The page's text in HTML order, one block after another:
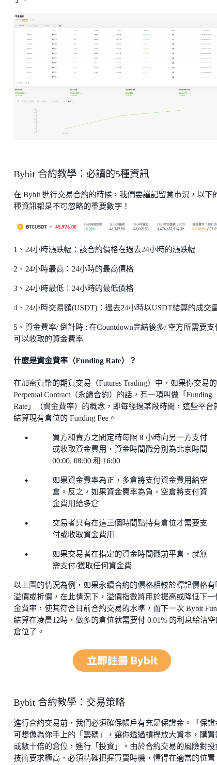
Bybit 合約教學：必讀的5種資訊
在 Bybit 進行交易合約的時候，我們要謹記留意市況，以下
種資訊都是不可忽略的重要數字！
1、24小時漲跌幅：該合約價格在過去24小時的漲跌幅
2、24小時最高：24小時的最高價格
3、24小時最低：24小時的最低價格
4、24小時交易額(USDT)：過去24小時以USDT結算的成交
5、資金費率/ 倒計時 : 在Countdown完結後多/ 空方所需要支
可以收取的資金費率
什麽是資金費率（Funding Rate）？
在加密貨幣的期貨交易（Futures Trading）中，如果你交易
Perpetual Contract（永續合約）的話，有一項叫做「Funding
Rate」（資金費率）的概念，即每經過某段時間，這些平台
結算現有倉位的 Funding Fee。
買方和賣方之間定時每隔 8 小時向另一方支付
或收取資金費用，資金時間戳分別為北京時間
00:00, 08:00 和 16:00
如果資金費率為正，多倉將支付資金費用給空
倉。反之，如果資金費率為負，空倉將支付資
金費用給多倉
交易者只有在這三個時間點持有倉位才需要支
付或收取資金費用
如果交易者在指定的資金時間戳前平倉，就無
需支付/獲取任何資金費
以上圖的情況為例，如果永續合約的價格相較於標記價格有
溢價或折價，在此情況下，溢價指數將用於提高或降低下一
金費率，使其符合目前合約交易的水準，而下一次 Bybit
結算在凌晨12時，做多的倉位就需要付 0.01% 的利息給沽
倉位了。
Bybit 合約教學：交易策略
進行合約交易前，我們必須確保帳戶有充足保證金。「保證
可想像為你手上的「籌碼」，讓你透過槓桿放大資本，購買
或數十倍的倉位，進行「投資」。由於合約交易的風險對投
技術要求極高，必須精確把握買賣時機，懂得在適當的位置